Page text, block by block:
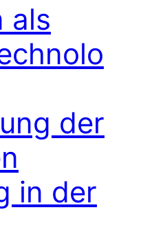
als
der
in der